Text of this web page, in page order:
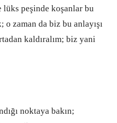
peşinde koşanlar bu
zaman da biz bu anlayışı
kaldıralım; biz yani
noktaya bakın;